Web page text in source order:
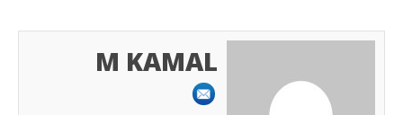
M KAMAL